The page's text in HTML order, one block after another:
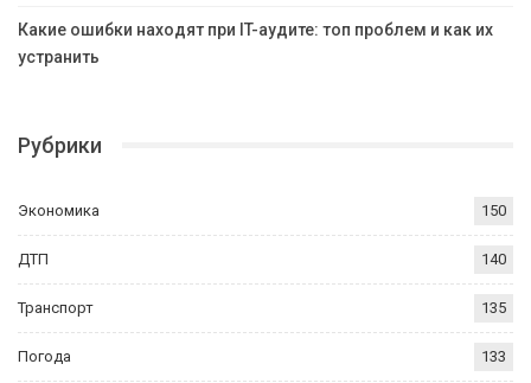
Какие ошибки находят при IT-аудите: топ проблем и как их
устранить
Рубрики
Экономика 150
ДТП 140
Транспорт 135
Погода 133